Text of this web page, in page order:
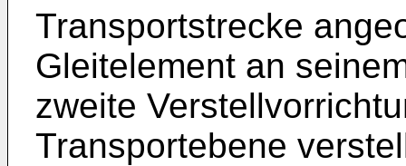
Transportstrecke
Gleitelement an
zweite
Transportebene